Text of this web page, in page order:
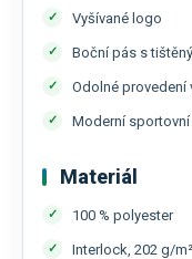
Vyšívané logo
Boční pás s
Odolné provedení
Moderní
Materiál
100 % polyester
Interlock, 202 g/m²